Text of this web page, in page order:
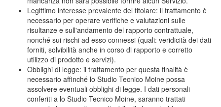
Legittimo interesse prevalente del titolare: il trattamento è
necessario per operare verifiche e valutazioni sulle
risultanze e sull'andamento del rapporto contrattuale,
nonché sui rischi ad esso connessi (quali: veridicità dei dati
forniti, solvibilità anche in corso di rapporto e corretto
utilizzo di prodotto e servizi).
Obblighi di legge: il trattamento per questa finalità è
necessario affinché lo Studio Tecnico Moine possa
assolvere eventuali obblighi di legge. I dati personali
conferiti a lo Studio Tecnico Moine, saranno trattati